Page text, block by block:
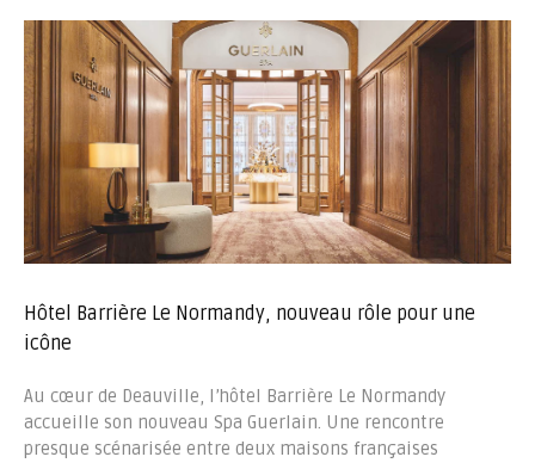
Hôtel Barrière Le Normandy, nouveau rôle pour une
icône
Au cœur de Deauville, l’hôtel Barrière Le Normandy
accueille son nouveau Spa Guerlain. Une rencontre
presque scénarisée entre deux maisons françaises